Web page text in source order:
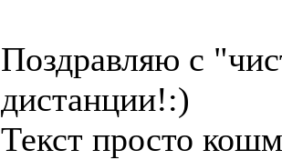
Поздравляю с
дистанции!:)
Текст просто